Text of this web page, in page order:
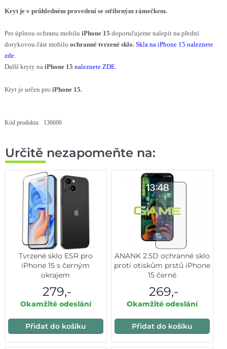
Kryt je v průhledném provedení se stříbrným rámečkem.
Pro úplnou ochranu mobilu iPhone 15 doporučujeme nalepit na přední
dotykovou část mobilu ochranné tvrzené sklo. Skla na iPhone 15 naleznete
zde.
Další kryty na iPhone 15 naleznete ZDE.
Kryt je určen pro iPhone 15.
Kód produktu 136606
Určitě nezapomeňte na:
Tvrzené sklo ESR pro
iPhone 15 s černým
okrajem
279,-
Okamžité odeslání
Přidat do košíku
ANANK 2.5D ochranné sklo
proti otiskům prstů iPhone
15 černé
269,-
Okamžité odeslání
Přidat do košíku